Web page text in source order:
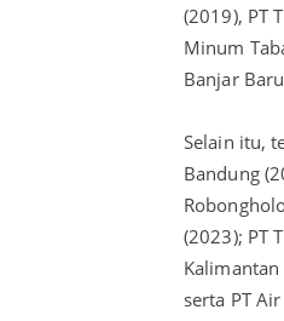
(2019), PT
Minum
Banjar
Selain itu,
Bandung
(2023); PT
Kalimantan
serta PT